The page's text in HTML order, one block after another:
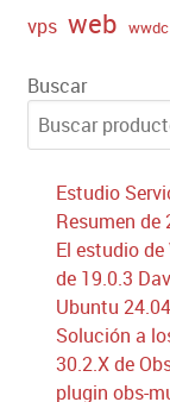
vps web wwdc
Buscar
Estudio
Resumen de
El estudio
de 19.0.3
Ubuntu 24.04
Solución a
30.2.X de
plugin obs-